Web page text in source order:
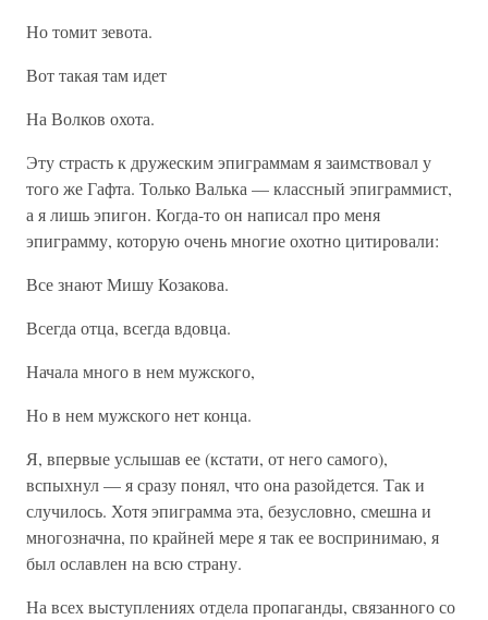
Но томит зевота.
Вот такая там идет
На Волков охота.
Эту страсть к дружеским эпиграммам я заимствовал у
того же Гафта. Только Валька — классный эпиграммист,
а я лишь эпигон. Когда-то он написал про меня
эпиграмму, которую очень многие охотно цитировали:
Все знают Мишу Козакова.
Всегда отца, всегда вдовца.
Начала много в нем мужского,
Но в нем мужского нет конца.
Я, впервые услышав ее (кстати, от него самого),
вспыхнул — я сразу понял, что она разойдется. Так и
случилось. Хотя эпиграмма эта, безусловно, смешна и
многозначна, по крайней мере я так ее воспринимаю, я
был ославлен на всю страну.
На всех выступлениях отдела пропаганды, связанного со